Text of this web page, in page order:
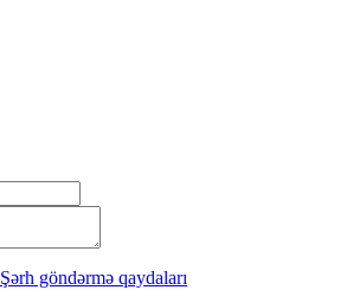
Şərh göndərmə qaydaları